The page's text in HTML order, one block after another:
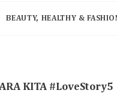
BEAUTY, HEALTHY &
KITA #LoveStory5